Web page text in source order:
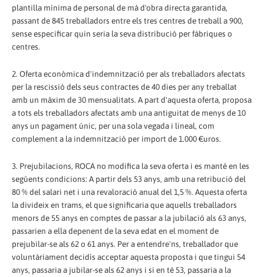
plantilla mínima de personal de mà d'obra directa garantida,
passant de 845 treballadors entre els tres centres de treball a 900,
sense especificar quin seria la seva distribució per fàbriques o
centres.
2. Oferta econòmica d'indemnització per als treballadors afectats
per la rescissió dels seus contractes de 40 dies per any treballat
amb un màxim de 30 mensualitats. A part d'aquesta oferta, proposa
a tots els treballadors afectats amb una antiguitat de menys de 10
anys un pagament únic, per una sola vegada i lineal, com
complement a la indemnització per import de 1.000 €uros.
3. Prejubilacions, ROCA no modifica la seva oferta i es manté en les
següents condicions: A partir dels 53 anys, amb una retribució del
80 % del salari net i una revaloració anual del 1,5 %. Aquesta oferta
la divideix en trams, el que significaria que aquells treballadors
menors de 55 anys en comptes de passar a la jubilació als 63 anys,
passarien a ella depenent de la seva edat en el moment de
prejubilar-se als 62 o 61 anys. Per a entendre'ns, treballador que
voluntàriament decidís acceptar aquesta proposta i que tingui 54
anys, passaria a jubilar-se als 62 anys i si en té 53, passaria a la